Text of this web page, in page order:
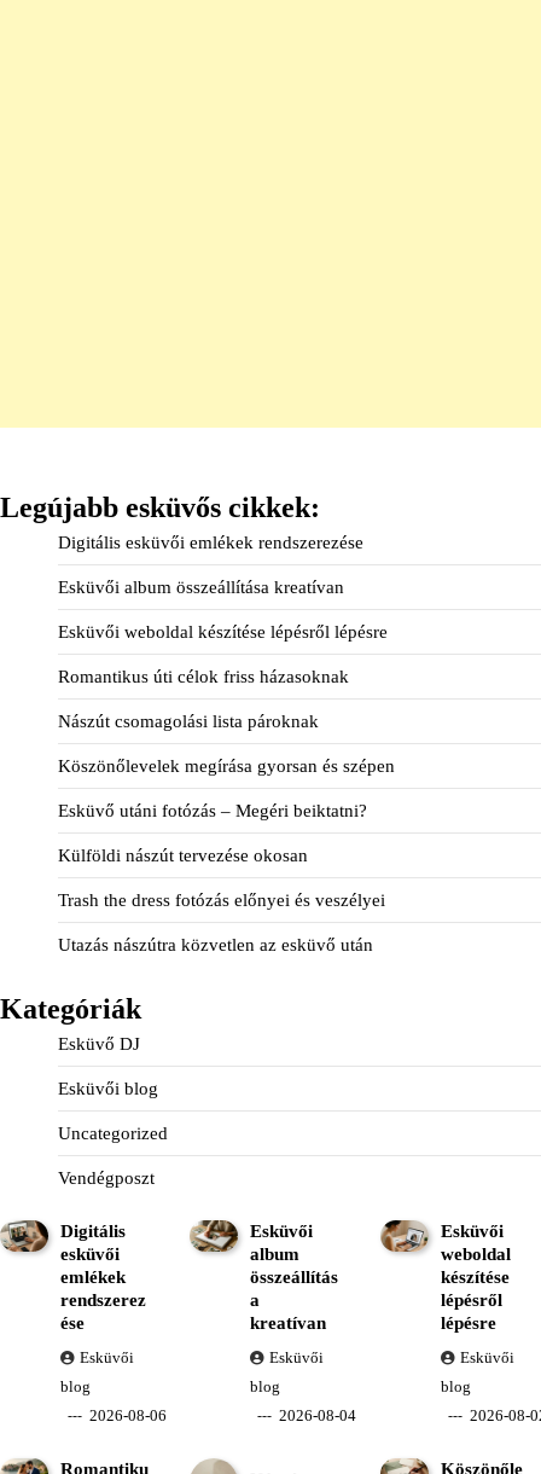
Legújabb esküvős cikkek:
Digitális esküvői emlékek rendszerezése
Esküvői album összeállítása kreatívan
Esküvői weboldal készítése lépésről lépésre
Romantikus úti célok friss házasoknak
Nászút csomagolási lista pároknak
Köszönőlevelek megírása gyorsan és szépen
Esküvő utáni fotózás – Megéri beiktatni?
Külföldi nászút tervezése okosan
Trash the dress fotózás előnyei és veszélyei
Utazás nászútra közvetlen az esküvő után
Kategóriák
Esküvő DJ
Esküvői blog
Uncategorized
Vendégposzt
Digitális
esküvői
emlékek
rendszerez
ése
Esküvői
blog
2026-08-06
Esküvői
album
összeállítás
a
kreatívan
Esküvői
blog
2026-08-04
Esküvői
weboldal
készítése
lépésről
lépésre
Esküvői
blog
2026-08-
Romantiku
Köszönőle